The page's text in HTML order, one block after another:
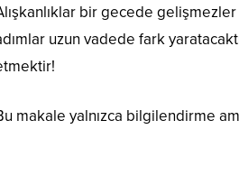
bir gecede
uzun vadede fark
makale yalnızca bilgilendirme